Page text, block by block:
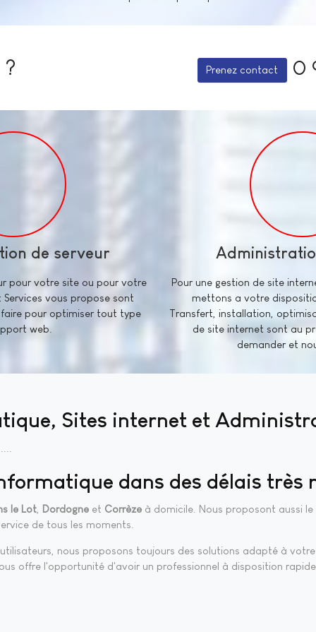
Prenez contact 0
de serveur
pour votre site ou pour votre
vous propose sont
pour optimiser tout type
web.
Pour une gestion de site
mettons a votre
Transfert, installation,
de site internet sont au
demander et
Sites internet et
dans des délais très
le Lot Dordogne et Corrèze à domicile. Nous proposont aussi le
de tous les moments.
nous proposons toujours des solutions adapté à
offre l'opportunité d'avoir un professionnel à disposition